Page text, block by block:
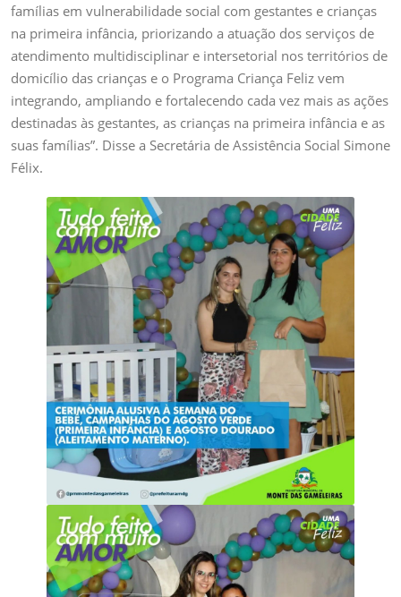
famílias em vulnerabilidade social com gestantes e crianças
na primeira infância, priorizando a atuação dos serviços de
atendimento multidisciplinar e intersetorial nos territórios de
domicílio das crianças e o Programa Criança Feliz vem
integrando, ampliando e fortalecendo cada vez mais as ações
destinadas às gestantes, as crianças na primeira infância e as
suas famílias”. Disse a Secretária de Assistência Social Simone
Félix.